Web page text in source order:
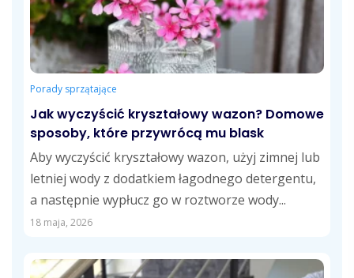
Porady sprzątające
Jak wyczyścić kryształowy wazon? Domowe
sposoby, które przywrócą mu blask
Aby wyczyścić kryształowy wazon, użyj zimnej lub
letniej wody z dodatkiem łagodnego detergentu,
a następnie wypłucz go w roztworze wody...
18 maja, 2026